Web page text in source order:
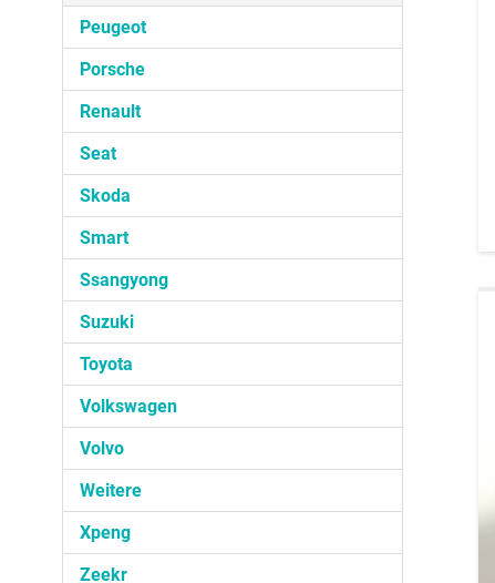
Peugeot
Porsche
Renault
Seat
Skoda
Smart
Ssangyong
Suzuki
Toyota
Volkswagen
Volvo
Weitere
Xpeng
Zeekr